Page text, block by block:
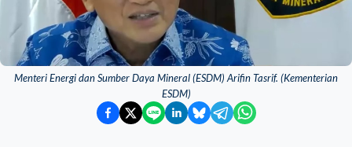
Menteri Energi dan Sumber Daya Mineral (ESDM) Arifin Tasrif. (Kementerian
ESDM)